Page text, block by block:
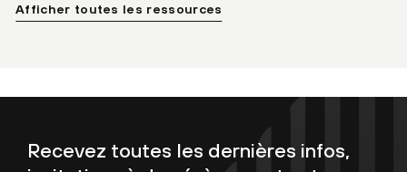
Afficher toutes les ressources
Recevez toutes les dernières infos,